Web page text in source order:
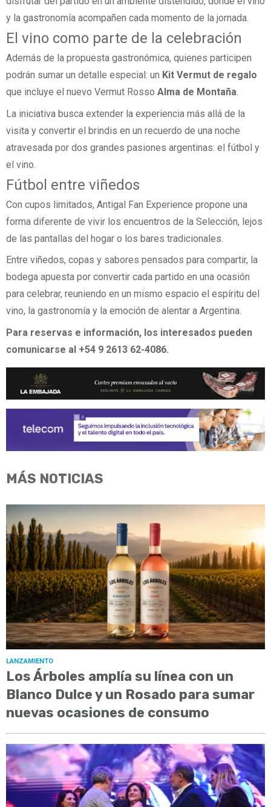
y la gastronomía acompañen cada momento de la jornada.
El vino como parte de la celebración
Además de la propuesta gastronómica, quienes participen
podrán sumar un detalle especial: un Kit Vermut de regalo
que incluye el nuevo Vermut Rosso Alma de Montaña.
La iniciativa busca extender la experiencia más allá de la
visita y convertir el brindis en un recuerdo de una noche
atravesada por dos grandes pasiones argentinas: el fútbol y
el vino.
Fútbol entre viñedos
Con cupos limitados, Antigal Fan Experience propone una
forma diferente de vivir los encuentros de la Selección, lejos
de las pantallas del hogar o los bares tradicionales.
Entre viñedos, copas y sabores pensados para compartir, la
bodega apuesta por convertir cada partido en una ocasión
para celebrar, reuniendo en un mismo espacio el espíritu del
vino, la gastronomía y la emoción de alentar a Argentina.
Para reservas e información, los interesados pueden
comunicarse al +54 9 2613 62-4086.
MÁS NOTICIAS
LANZAMIENTO
Los Árboles amplía su línea con un
Blanco Dulce y un Rosado para sumar
nuevas ocasiones de consumo